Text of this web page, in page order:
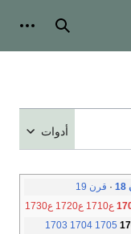
بحث
أدوات
· قرن 19
ع1710 ع1720 ع1730
1703 1704 1705